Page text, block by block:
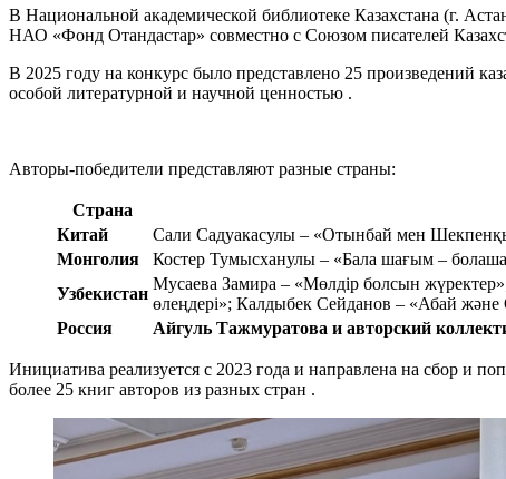
В Национальной академической библиотеке Казахстана (г.
НАО «Фонд Отандастар» совместно с Союзом писателей
В 2025 году на конкурс было представлено 25 произведений
особой литературной и научной ценностью .
Авторы-победители представляют разные страны:
Страна
Китай
Сали Садуакасулы – «Отынбай мен
Монголия
Костер Тумысханулы – «Бала шағым –
Узбекистан
Мусаева Замира – «Мөлдір болсын
өлеңдері»; Калдыбек Сейданов – «Абай және
Россия
Айгуль Тажмуратова и авторский
Инициатива реализуется с 2023 года и направлена на сбор и
более 25 книг авторов из разных стран .